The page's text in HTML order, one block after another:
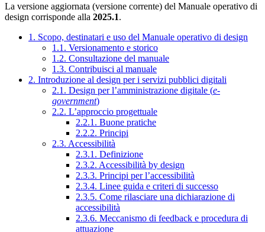
La versione aggiornata (versione corrente) del Manuale operativo di
design corrisponde alla 2025.1.
1. Scopo, destinatari e uso del Manuale operativo di design
1.1. Versionamento e storico
1.2. Consultazione del manuale
1.3. Contribuisci al manuale
2. Introduzione al design per i servizi pubblici digitali
2.1. Design per l’amministrazione digitale (e-
government)
2.2. L’approccio progettuale
2.2.1. Buone pratiche
2.2.2. Principi
2.3. Accessibilità
2.3.1. Definizione
2.3.2. Accessibilità by design
2.3.3. Principi per l’accessibilità
2.3.4. Linee guida e criteri di successo
2.3.5. Come rilasciare una dichiarazione di
accessibilità
2.3.6. Meccanismo di feedback e procedura di
attuazione